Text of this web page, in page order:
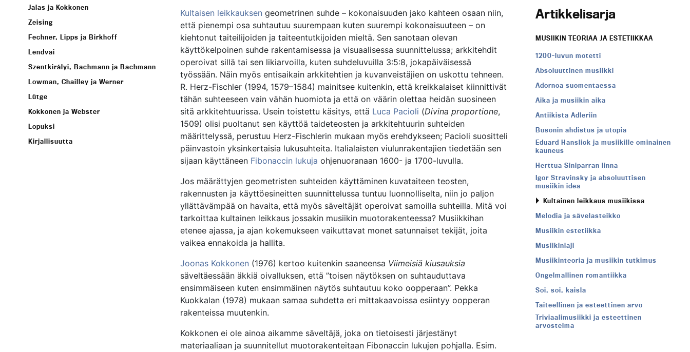
Jalas ja Kokkonen
Zeising
Fechner, Lipps ja Birkhoff
Lendvai
Szentkirályi, Bachmann ja Bachmann
Lowman, Chailley ja Werner
Lütge
Kokkonen ja Webster
Lopuksi
Kirjallisuutta
Kultaisen leikkauksen geometrinen suhde – kokonaisuuden jako kahteen osaan niin,
että pienempi osa suhtautuu suurempaan kuten suurempi kokonaisuuteen – on
kiehtonut taiteilijoiden ja taiteentutkijoiden mieltä. Sen sanotaan olevan
käyttökelpoinen suhde rakentamisessa ja visuaalisessa suunnittelussa; arkkitehdit
operoivat sillä tai sen likiarvoilla, kuten suhdeluvuilla 3:5:8, jokapäiväisessä
työssään. Näin myös entisaikain arkkitehtien ja kuvanveistäjien on uskottu tehneen.
R. Herz-Fischler (1994, 1579–1584) mainitsee kuitenkin, että kreikkalaiset kiinnittivät
tähän suhteeseen vain vähän huomiota ja että on väärin olettaa heidän suosineen
sitä arkkitehtuurissa. Usein toistettu käsitys, että Luca Pacioli (Divina proportione,
1509) olisi puoltanut sen käyttöä taideteosten ja arkkitehtuurin suhteiden
määrittelyssä, perustuu Herz-Fischlerin mukaan myös erehdykseen; Pacioli suositteli
päinvastoin yksinkertaisia lukusuhteita. Italialaisten viulunrakentajien tiedetään sen
sijaan käyttäneen Fibonaccin lukuja ohjenuoranaan 1600- ja 1700-luvulla.
Jos määrättyjen geometristen suhteiden käyttäminen kuvataiteen teosten,
rakennusten ja käyttöesineitten suunnittelussa tuntuu luonnolliselta, niin jo paljon
yllättävämpää on havaita, että myös säveltäjät operoivat samoilla suhteilla. Mitä voi
tarkoittaa kultainen leikkaus jossakin musiikin muotorakenteessa? Musiikkihan
etenee ajassa, ja ajan kokemukseen vaikuttavat monet satunnaiset tekijät, joita
vaikea ennakoida ja hallita.
Joonas Kokkonen (1976) kertoo kuitenkin saaneensa Viimeisiä kiusauksia
säveltäessään äkkiä oivalluksen, että ”toisen näytöksen on suhtauduttava
ensimmäiseen kuten ensimmäinen näytös suhtautuu koko oopperaan”. Pekka
Kuokkalan (1978) mukaan samaa suhdetta eri mittakaavoissa esiintyy oopperan
rakenteissa muutenkin.
Kokkonen ei ole ainoa aikamme säveltäjä, joka on tietoisesti järjestänyt
materiaaliaan ja suunnitellut muotorakenteitaan Fibonaccin lukujen pohjalla. Esim.
Artikkelisarja
MUSIIKIN TEORIAA JA ESTETIIKKAA
1200-luvun motetti
Absoluuttinen musiikki
Adornoa suomentaessa
Aika ja musiikin aika
Antiikista Adleriin
Busonin ahdistus ja utopia
Eduard Hanslick ja musiikille ominainen
kauneus
Herttua Siniparran linna
Igor Stravinsky ja absoluuttisen
musiikin idea
Kultainen leikkaus musiikissa
Melodia ja sävelasteikko
Musiikin estetiikka
Musiikinlaji
Musiikinteoria ja musiikin tutkimus
Ongelmallinen romantiikka
Soi, soi, kaisla
Taiteellinen ja esteettinen arvo
Triviaalimusiikki ja esteettinen
arvostelma